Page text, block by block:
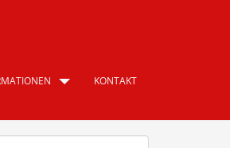
KONTAKT